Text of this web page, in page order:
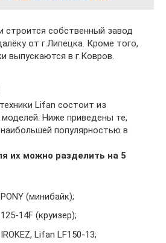
строится собственный завод
от г.Липецка. Кроме того,
выпускаются в г.Ковров.
Lifan состоит из
Ниже приведены те,
популярностью в
их можно разделить на 5
(минибайк);
14F (круизер);
Lifan LF150-13;